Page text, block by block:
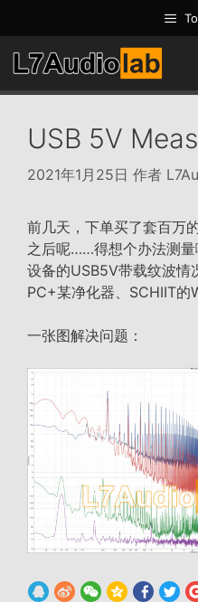
至
内
容
USB 5V
2021年1月25日 作者
前几天，下单买了套百万
之后呢……得想个办法测
设备的USB5V带载纹波情
PC+某净化器、SCHIIT的
一张图解决问题：